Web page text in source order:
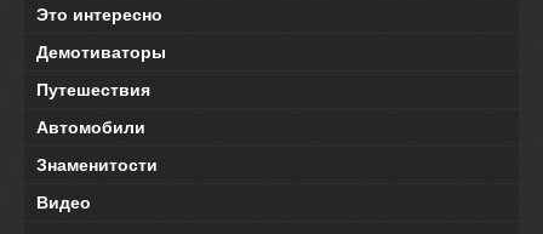
Это интересно
Демотиваторы
Путешествия
Автомобили
Знаменитости
Видео